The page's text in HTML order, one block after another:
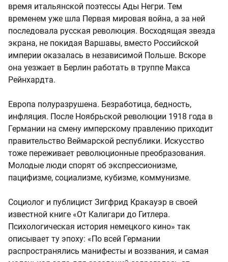
время итальянской поэтессы Ады Негри. Тем
временем уже шла Первая мировая война, а за ней
последовала русская революция. Восходящая звезда
экрана, не покидая Варшавы, вместо Российской
империи оказалась в независимой Польше. Вскоре
она уезжает в Берлин работать в труппе Макса
Рейнхардта.
Европа полуразрушена. Безработица, бедность,
инфляция. После Ноябрьской революции 1918 года в
Германии на смену имперскому правлению приходит
правительство Веймарской республики. Искусство
тоже переживает революционные преобразования.
Молодые люди спорят об экспрессионизме,
пацифизме, социализме, кубизме, коммунизме.
Социолог и публицист Зигфрид Кракауэр в своей
известной книге «От Калигари до Гитлера.
Психологическая история немецкого кино» так
описывает ту эпоху: «По всей Германии
распространялись манифесты и воззвания, и самая